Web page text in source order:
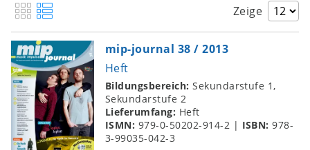
Zeige
mip-journal 38 / 2013
Heft
Bildungsbereich:Sekundarstufe 1,
Sekundarstufe 2
Lieferumfang: Heft
ISMN: 979-0-50202-914-2 | ISBN:978-
3-99035-042-3